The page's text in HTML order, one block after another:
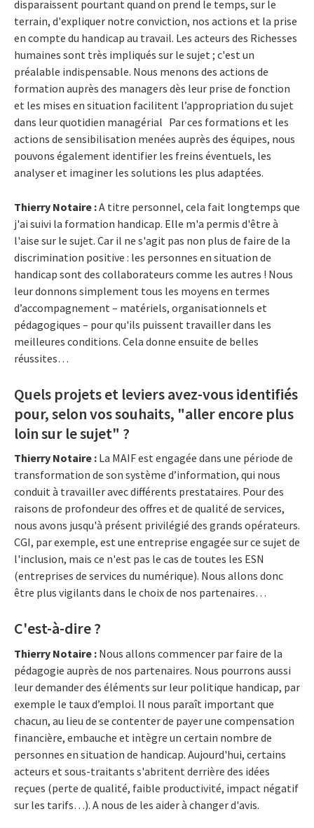
disparaissent pourtant quand on prend le temps, sur le
terrain, d'expliquer notre conviction, nos actions et la prise
en compte du handicap au travail. Les acteurs des Richesses
humaines sont très impliqués sur le sujet ; c'est un
préalable indispensable. Nous menons des actions de
formation auprès des managers dès leur prise de fonction
et les mises en situation facilitent l’appropriation du sujet
dans leur quotidien managérial Par ces formations et les
actions de sensibilisation menées auprès des équipes, nous
pouvons également identifier les freins éventuels, les
analyser et imaginer les solutions les plus adaptées.
Thierry Notaire :A titre personnel, cela fait longtemps que
j'ai suivi la formation handicap. Elle m'a permis d'être à
l'aise sur le sujet. Car il ne s'agit pas non plus de faire de la
discrimination positive : les personnes en situation de
handicap sont des collaborateurs comme les autres ! Nous
leur donnons simplement tous les moyens en termes
d’accompagnement – matériels, organisationnels et
pédagogiques – pour qu'ils puissent travailler dans les
meilleures conditions. Cela donne ensuite de belles
réussites…
Quels projets et leviers avez-vous identifiés
pour, selon vos souhaits, "aller encore plus
loin sur le sujet" ?
Thierry Notaire : La MAIF est engagée dans une période de
transformation de son système d’information, qui nous
conduit à travailler avec différents prestataires. Pour des
raisons de profondeur des offres et de qualité de services,
nous avons jusqu'à présent privilégié des grands opérateurs.
CGI, par exemple, est une entreprise engagée sur ce sujet de
l'inclusion, mais ce n'est pas le cas de toutes les ESN
(entreprises de services du numérique). Nous allons donc
être plus vigilants dans le choix de nos partenaires…
C'est-à-dire ?
Thierry Notaire : Nous allons commencer par faire de la
pédagogie auprès de nos partenaires. Nous pourrons aussi
leur demander des éléments sur leur politique handicap, par
exemple le taux d’emploi. Il nous paraît important que
chacun, au lieu de se contenter de payer une compensation
financière, embauche et intègre un certain nombre de
personnes en situation de handicap. Aujourd'hui, certains
acteurs et sous-traitants s'abritent derrière des idées
reçues (perte de qualité, faible productivité, impact négatif
sur les tarifs…). A nous de les aider à changer d'avis.